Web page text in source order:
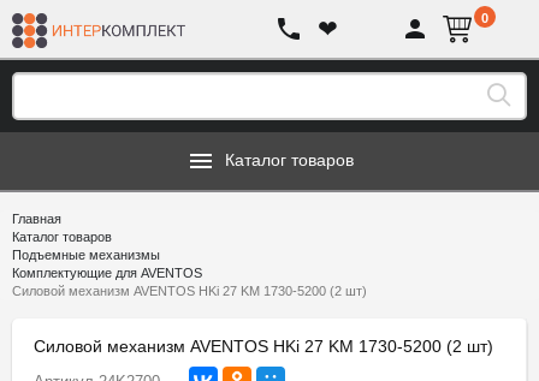
❤ 0
Каталог товаров
Главная
Каталог товаров
Подъемные механизмы
Комплектующие для AVENTOS
Силовой механизм AVENTOS HKi 27 KM 1730-5200 (2 шт)
Силовой механизм AVENTOS HKi 27 KM 1730-5200 (2 шт)